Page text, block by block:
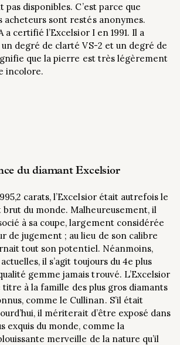
pas disponibles. C’est parce que
acheteurs sont restés anonymes.
a certifié l’Excelsior I en 1991. Il a
degré de clarté VS-2 et un degré de
que la pierre est très légèrement
incolore.
du diamant Excelsior
carats, l’Excelsior était autrefois le
brut du monde. Malheureusement, il
à sa coupe, largement considérée
de jugement ; au lieu de son calibre
tout son potentiel. Néanmoins,
il s’agit toujours du 4e plus
gemme jamais trouvé. L’Excelsior
à la famille des plus gros diamants
comme le Cullinan. S’il était
il mériterait d’être exposé dans
exquis du monde, comme la
merveille de la nature qu’il